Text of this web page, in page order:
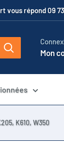
vous répond 09
Mon
K610, W350